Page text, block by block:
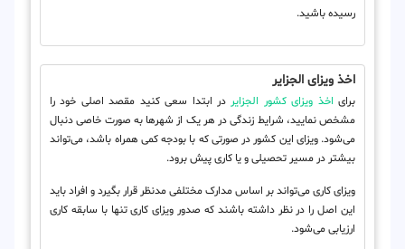
رسیده باشید.
اخذ ویزای الجزایر
برای اخذ ویزای کشور الجزایردر ابتدا سعی کنید مقصد اصلی خود را
مشخص نمایید، شرایط زندگی در هر یک از شهرها به صورت خاصی دنبال
می‌شود. ویزای این کشور در صورتی که با بودجه کمی همراه باشد، می‌تواند
بیشتر در مسیر تحصیلی و یا کاری پیش برود.
ویزای کاری می‌تواند بر اساس مدارک مختلفی مدنظر قرار بگیرد و افراد باید
این اصل را در نظر داشته باشند که صدور ویزای کاری تنها با سابقه کاری
ارزیابی می‌شود.